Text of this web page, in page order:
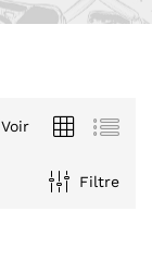
Voir
Filtre